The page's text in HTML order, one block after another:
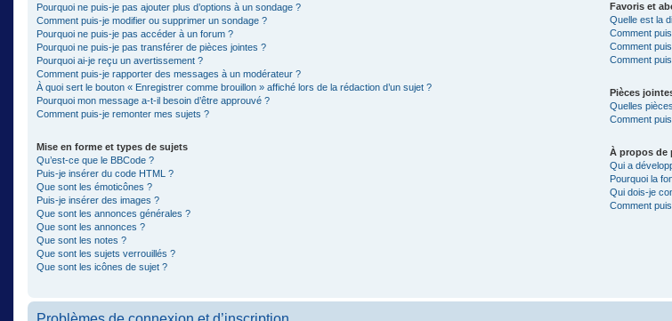
Pourquoi ne puis-je pas ajouter plus d’options à un sondage ?
Comment puis-je modifier ou supprimer un sondage ?
Pourquoi ne puis-je pas accéder à un forum ?
Pourquoi ne puis-je pas transférer de pièces jointes ?
Pourquoi ai-je reçu un avertissement ?
Comment puis-je rapporter des messages à un modérateur ?
À quoi sert le bouton « Enregistrer comme brouillon » affiché lors de la rédaction d’un sujet ?
Pourquoi mon message a-t-il besoin d’être approuvé ?
Comment puis-je remonter mes sujets ?
Mise en forme et types de sujets
Qu’est-ce que le BBCode ?
Puis-je insérer du code HTML ?
Que sont les émoticônes ?
Puis-je insérer des images ?
Que sont les annonces générales ?
Que sont les annonces ?
Que sont les notes ?
Que sont les sujets verrouillés ?
Que sont les icônes de sujet ?
Favoris et
Quelle est la
Comment
Comment
Comment
Pièces
Quelles
Comment
À propos de
Qui a
Pourquoi la
Qui dois-je
Comment